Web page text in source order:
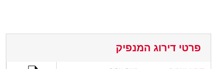
פרטי דירוג המנפיק